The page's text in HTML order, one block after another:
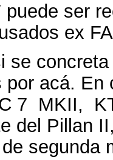
puede ser
ex
se
por acá.
7 MKII,
del Pillan
segunda